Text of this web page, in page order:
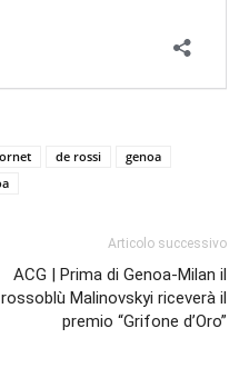
de rossi
genoa
Articolo successivo
ACG | Prima di Genoa-Milan il
rossoblù Malinovskyi riceverà il
premio “Grifone d’Oro”